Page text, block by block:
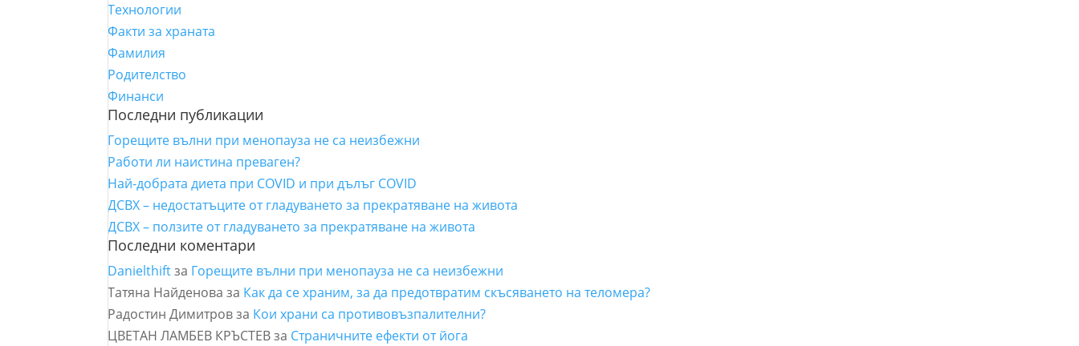
Технологии
Факти за храната
Фамилия
Родителство
Финанси
Последни публикации
Горещите вълни при менопауза не са неизбежни
Работи ли наистина преваген?
Най-добрата диета при COVID и при дълъг COVID
ДСВХ – недостатъците от гладуването за прекратяване на живота
ДСВХ – ползите от гладуването за прекратяване на живота
Последни коментари
Danielthiftза Горещите вълни при менопауза не са неизбежни
Татяна Найденова за Как да се храним, за да предотвратим скъсяването на теломера?
Радостин Димитровза Кои храни са противовъзпалителни?
ЦВЕТАН ЛАМБЕВ КРЪСТЕВза Страничните ефекти от йога